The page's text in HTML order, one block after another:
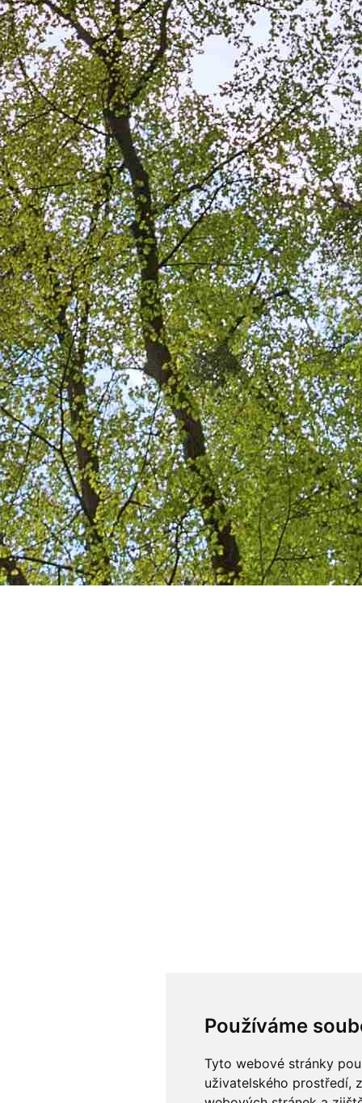
Používáme
Tyto webové stránky
uživatelského prostředí,